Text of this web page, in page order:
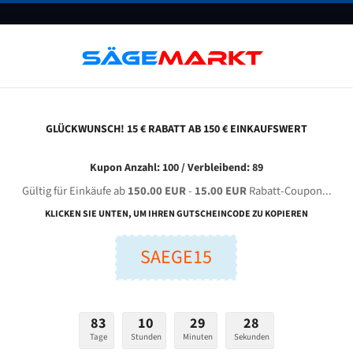
FAQ GUTSCHEINE BLOG KONTAKT
HDM 530 HAD für 6060 mm Bi-Metall
Breite (mm):
GLÜCKWUNSCH! 15 € RABATT AB 150 € EINKAUFSWERT
Kupon Anzahl: 100 / Verbleibend: 89
Gültig für Einkäufe ab150.00 EUR- 15.00 EURRabatt-Coupon...
KLICKEN SIE UNTEN, UM IHREN GUTSCHEINCODE ZU KOPIEREN
SAEGE15
83
Tage
10
Stunden
29
Minuten
27
Sekunden